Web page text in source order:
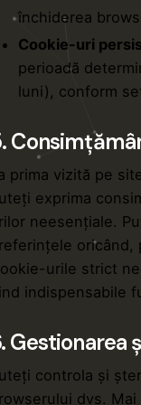
închiderea
Cookie-uri
perioadă
luni), conform
prima vizită pe
exprima
neesențiale.
oricând,
urile strict
indispensabile
Gestionarea
controla și
dvs.